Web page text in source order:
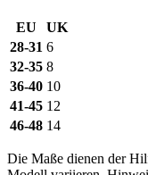
EU
UK
28-31 6
32-35 8
36-40 10
41-45 12
46-48 14
Die Maße dienen der